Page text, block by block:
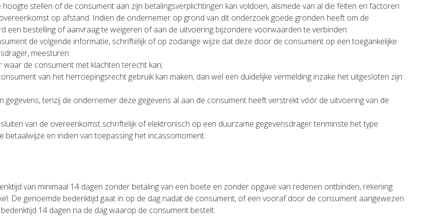
stellen of de consument aan zijn betalingsverplichtingen kan voldoen, alsmede van al die feiten en factoren
op afstand. Indien de ondernemer op grond van dit onderzoek goede gronden heeft om de
een bestelling of aanvraag te weigeren of aan de uitvoering bijzondere voorwaarden te verbinden.
de volgende informatie, schriftelijk of op zodanige wijze dat deze door de consument op een toegankelijke
meesturen:
de consument met klachten terecht kan;
van het herroepingsrecht gebruik kan maken, dan wel een duidelijke vermelding inzake het uitgesloten zijn
tenzij de ondernemer deze gegevens al aan de consument heeft verstrekt vóór de uitvoering van de
van de overeenkomst schriftelijk of elektronisch op een duurzame gegevensdrager tenminste het type
betaalwijze en indien van toepassing het incassomoment.
van minimaal 14 dagen zonder betaling van een boete en zonder opgave van redenen ontbinden, rekening
De genoemde bedenktijd gaat in op de dag nadat de consument, of een vooraf door de consument aangewezen
14 dagen na de dag waarop de consument bestelt.